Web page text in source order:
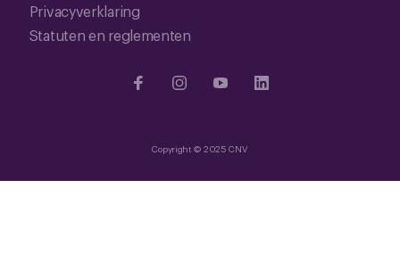
Privacyverklaring
Statuten en reglementen
Copyright © 2025 CNV